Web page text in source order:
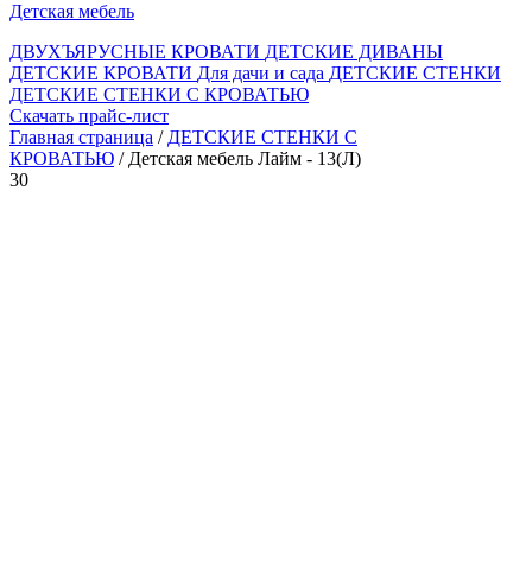
Детская мебель
ДВУХЪЯРУСНЫЕ КРОВАТИ ДЕТСКИЕ ДИВАНЫ
ДЕТСКИЕ КРОВАТИ Для дачи и сада ДЕТСКИЕ СТЕНКИ
ДЕТСКИЕ СТЕНКИ С КРОВАТЬЮ
Скачать прайс-лист
Главная страница / ДЕТСКИЕ СТЕНКИ С
КРОВАТЬЮ / Детская мебель Лайм - 13(Л)
30